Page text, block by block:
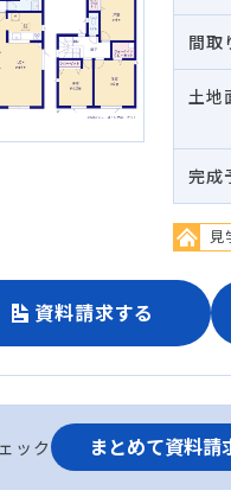
間取
土地
完成
見
資料請求する
ック まとめて資料請